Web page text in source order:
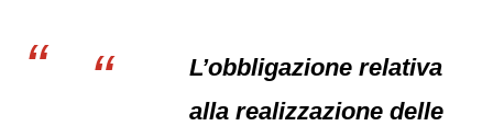
L’obbligazione relativa
alla realizzazione delle